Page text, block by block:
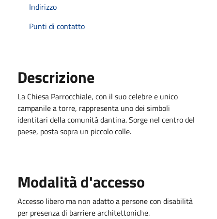
Indirizzo
Punti di contatto
Descrizione
La Chiesa Parrocchiale, con il suo celebre e unico
campanile a torre, rappresenta uno dei simboli
identitari della comunità dantina. Sorge nel centro del
paese, posta sopra un piccolo colle.
Modalità d'accesso
Accesso libero ma non adatto a persone con disabilità
per presenza di barriere architettoniche.